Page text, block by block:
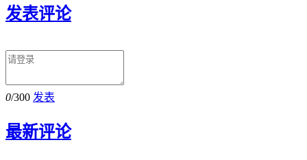
发表评论
0/300 发表
最新评论